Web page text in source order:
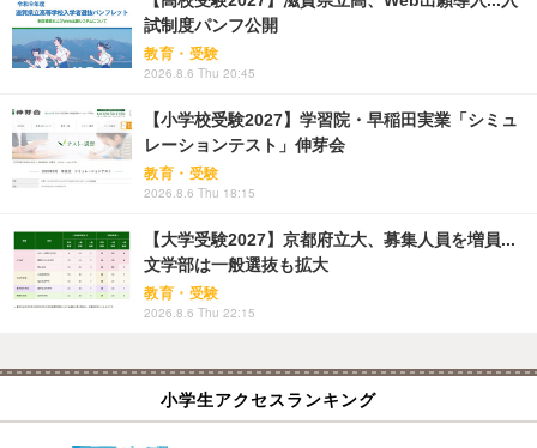
試制度パンフ公開
教育・受験
2026.8.6 Thu 20:45
【小学校受験2027】学習院・早稲田実業「シミュ
レーションテスト」伸芽会
教育・受験
2026.8.6 Thu 18:15
【大学受験2027】京都府立大、募集人員を増員...
文学部は一般選抜も拡大
教育・受験
2026.8.6 Thu 22:15
小学生アクセスランキング